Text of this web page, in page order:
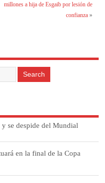
millones a hija de Esgaib por lesión de
confianza»
y se despide del Mundial
en la final de la Copa